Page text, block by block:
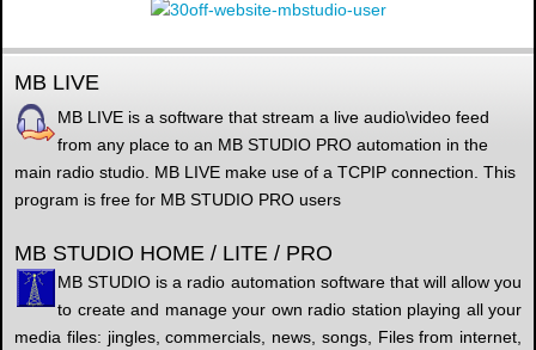
MB LIVE
MB LIVE is a software that stream a live audio\video feed
from any place to an MB STUDIO PRO automation in the
main radio studio. MB LIVE make use of a TCPIP connection. This
program is free for MB STUDIO PRO users
MB STUDIO HOME / LITE / PRO
MB STUDIO is a radio automation software that will allow you
to create and manage your own radio station playing all your
media files: jingles, commercials, news, songs, Files from internet,